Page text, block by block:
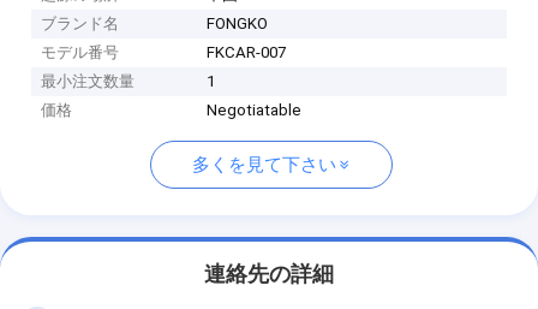
ブランド名
FONGKO
モデル番号
FKCAR-007
最小注文数量
1
価格
Negotiatable
多くを見て下さい
連絡先の詳細